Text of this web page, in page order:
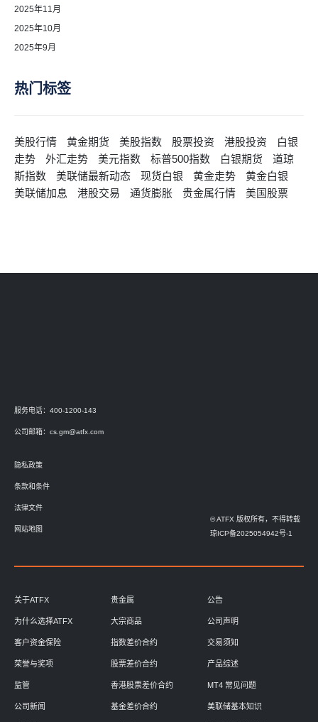
2025年11月
2025年10月
2025年9月
热门标签
美股行情 黄金期货 美股指数 股票投资 港股投资
白银
走势
外汇走势 美元指数 标普500指数 白银期货
道琼
斯指数
美联储最新动态 现货白银 黄金走势
黄金白银
美联储加息
港股交易 通货膨胀 贵金属行情 美国股票
服务电话：400-1200-143
公司邮箱： cs.gm@atfx.com
隐私政策
条款和条件
法律文件
网站地图
© ATFX 版权所有，不得转载
琼ICP备2025054942号-1
关于ATFX
为什么选择ATFX
客户资金保险
荣誉与奖项
监管
公司新闻
贵金属
大宗商品
指数差价合约
股票差价合约
香港股票差价合约
基金差价合约
公告
公司声明
交易须知
产品综述
MT4 常见问题
美联储基本知识